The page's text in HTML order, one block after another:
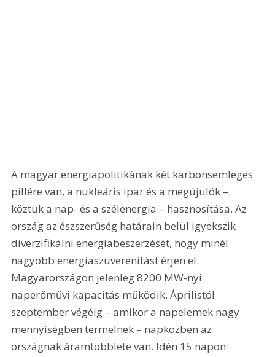
A magyar energiapolitikának két karbonsemleges
pillére van, a nukleáris ipar és a megújulók –
köztük a nap- és a szélenergia – hasznosítása. Az
ország az észszerűség határain belül igyekszik
diverzifikálni energiabeszerzését, hogy minél
nagyobb energiaszuverenitást érjen el.
Magyarországon jelenleg 8200 MW-nyi
naperőművi kapacitás működik. Áprilistól
szeptember végéig – amikor a napelemek nagy
mennyiségben termelnek – napközben az
országnak áramtöbblete van. Idén 15 napon